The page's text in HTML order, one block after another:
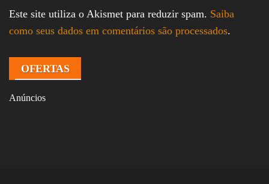
Este site utiliza o Akismet para reduzir spam. Saiba
como seus dados em comentários são processados.
OFERTAS
Anúncios